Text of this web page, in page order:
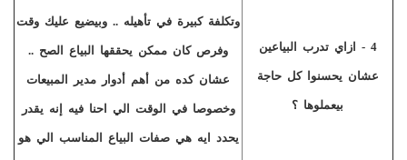
4
- ازاي تدرب البياعين
عشان يحسنوا كل حاجة
بيعملوها ؟
وتكلفة كبيرة في تأهيله .. وبيضيع عليك وقت
وفرص كان ممكن يحققها البياع الصح ..
عشان كده من أهم أدوار مدير المبيعات
وخصوصا في الوقت الي احنا فيه إنه يقدر
يحدد ايه هي صفات البياع المناسب الي هو